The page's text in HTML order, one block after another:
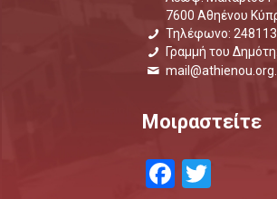
7600 Αθηένου
Τηλέφωνο:
Γραμμή του
Μοιραστείτε
Facebook